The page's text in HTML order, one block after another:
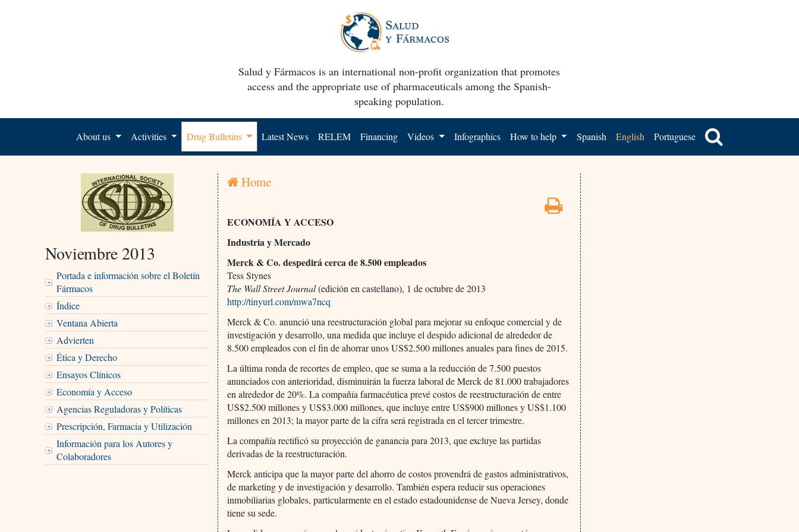
Salud y Fármacos is an international non-profit organization that promotes
access and the appropriate use of pharmaceuticals among the Spanish-
speaking population.
About us Activities Drug Bulletins Latest News RELEM Financing Videos Infographics How to help Spanish English Portuguese
Noviembre 2013
Portada e información sobre el Boletín
Fármacos
Índice
Ventana Abierta
Advierten
Ética y Derecho
Ensayos Clínicos
Economía y Acceso
Agencias Reguladoras y Políticas
Prescripción, Farmacia y Utilización
Información para los Autores y
Colaboradores
Home
ECONOMÍA Y ACCESO
Industria y Mercado
Merck & Co. despedirá cerca de 8.500 empleados
Tess Stynes
The Wall Street Journal(edición en castellano), 1 de octubre de 2013
http://tinyurl.com/mwa7ncq
Merck & Co. anunció una reestructuración global para mejorar su enfoque comercial y de
investigación y desarrollo, una medida que incluye el despido adicional de alrededor de
8.500 empleados con el fin de ahorrar unos US$2.500 millones anuales para fines de 2015.
La última ronda de recortes de empleo, que se suma a la reducción de 7.500 puestos
anunciados con anterioridad, disminuirán la fuerza laboral de Merck de 81.000 trabajadores
en alrededor de 20%. La compañía farmacéutica prevé costos de reestructuración de entre
US$2.500 millones y US$3.000 millones, que incluye entre US$900 millones y US$1.100
millones en 2013; la mayor parte de la cifra será registrada en el tercer trimestre.
La compañía rectificó su proyección de ganancia para 2013, que excluye las partidas
derivadas de la reestructuración.
Merck anticipa que la mayor parte del ahorro de costos provendrá de gastos administrativos,
de marketing y de investigación y desarrollo. También espera reducir sus operaciones
inmobiliarias globales, particularmente en el estado estadounidense de Nueva Jersey, donde
tiene su sede.